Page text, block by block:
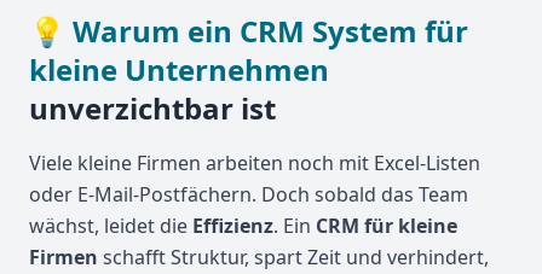
💡 Warum ein CRM System für
kleine Unternehmen
unverzichtbar ist
Viele kleine Firmen arbeiten noch mit Excel-Listen
oder E-Mail-Postfächern. Doch sobald das Team
wächst, leidet die Effizienz. Ein CRM für kleine
Firmen schafft Struktur, spart Zeit und verhindert,